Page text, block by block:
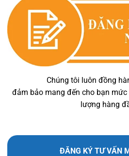
Chúng tôi luôn đồng
đảm bảo mang đến cho bạn
lượng hàng
ĐĂNG KÝ TƯ VẤN